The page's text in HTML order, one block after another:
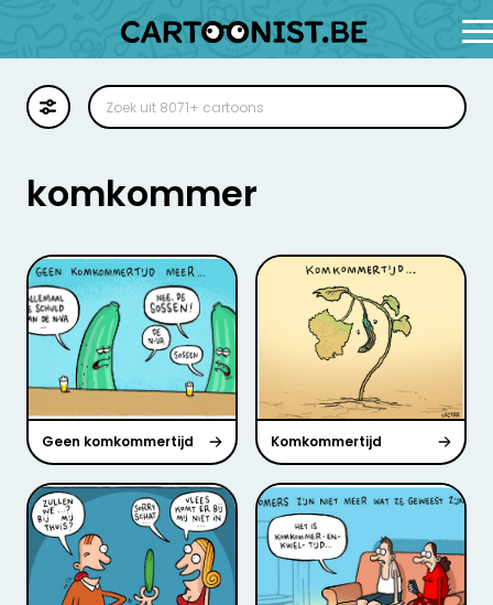
Illustratie
Zoekplaat
Stockillustratie
Strip
komkommer
Geen komkommertijd Komkommertijd